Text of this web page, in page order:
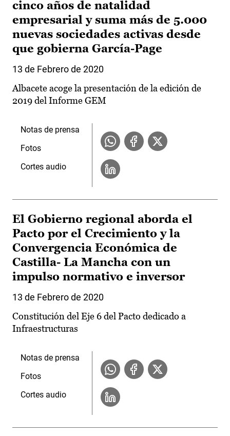
cinco años de natalidad
empresarial y suma más de 5.000
nuevas sociedades activas desde
que gobierna García-Page
13 de Febrero de 2020
Albacete acoge la presentación de la edición de
2019 del Informe GEM
Notas de prensa
Fotos
Cortes audio
El Gobierno regional aborda el
Pacto por el Crecimiento y la
Convergencia Económica de
Castilla- La Mancha con un
impulso normativo e inversor
13 de Febrero de 2020
Constitución del Eje 6 del Pacto dedicado a
Infraestructuras
Notas de prensa
Fotos
Cortes audio